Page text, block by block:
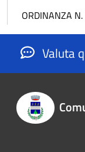
ORDINANZA
Valuta